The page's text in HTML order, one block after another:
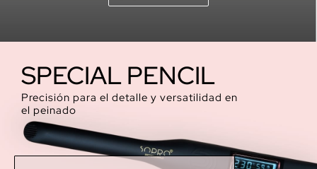
SPECIAL PENCIL
Precisión para el detalle y versatilidad en
el peinado